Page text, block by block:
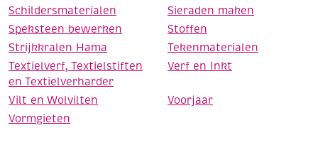
Schildersmaterialen
Sieraden maken
Speksteen bewerken
Stoffen
Strijkkralen Hama
Tekenmaterialen
Textielverf, Textielstiften
en Textielverharder
Verf en Inkt
Vilt en Wolvilten
Voorjaar
Vormgieten